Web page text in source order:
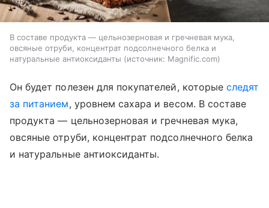
В составе продукта — цельнозерновая и гречневая мука,
овсяные отруби, концентрат подсолнечного белка и
натуральные антиоксиданты
источник: Magnific.com
Он будет полезен для покупателей, которыеследят
за питанием, уровнем сахара и весом. В составе
продукта — цельнозерновая и гречневая мука,
овсяные отруби, концентрат подсолнечного белка
и натуральные антиоксиданты.